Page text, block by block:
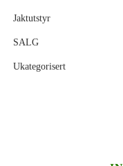
Jaktutstyr
SALG
Ukategorisert